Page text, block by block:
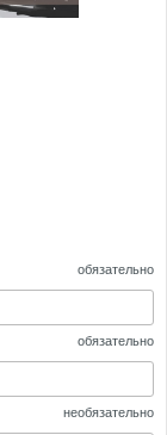
обязательно
обязательно
необязательно